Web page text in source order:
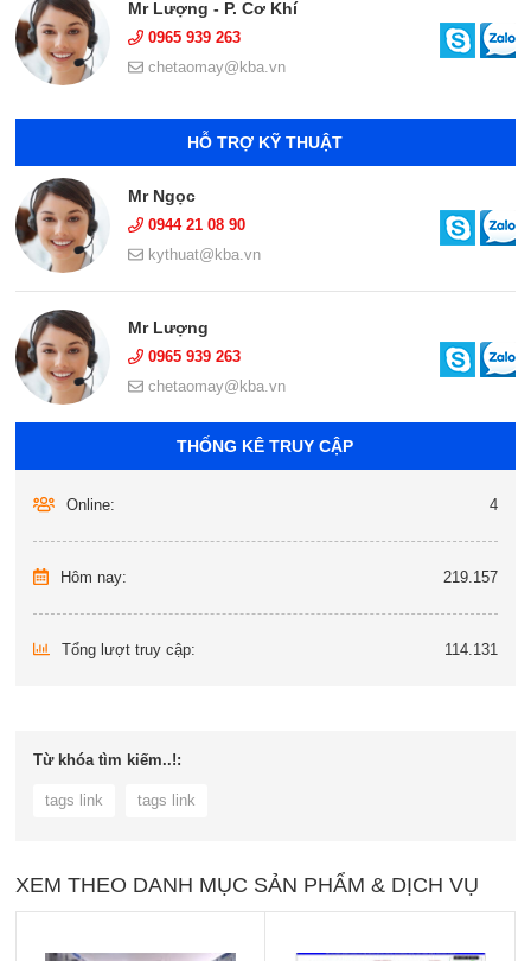
Mr Lượng - P. Cơ Khí
0965 939 263
chetaomay@kba.vn
HỖ TRỢ KỸ THUẬT
Mr Ngọc
0944 21 08 90
kythuat@kba.vn
Mr Lượng
0965 939 263
chetaomay@kba.vn
THỐNG KÊ TRUY CẬP
Online: 4
Hôm nay: 219.157
Tổng lượt truy cập: 114.131
Từ khóa tìm kiếm..!:
tags link tags link
XEM THEO DANH MỤC SẢN PHẨM & DỊCH VỤ